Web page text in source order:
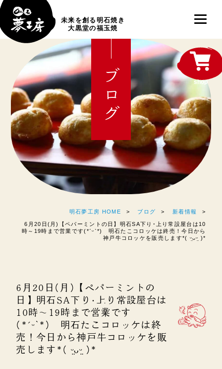
未来を創る明石焼き
大黒堂の福玉焼
ブログ
明石夢工房 HOME ブログ 新着情報
6月20日(月)【ペパーミントの日】明石SA下り･上り常設屋台は10
時～19時まで営業です(*ˊᵕˋ*) 明石たこコロッケは終売！今日から
神戸牛コロッケを販売します*( ᵕ̤ᴗᵕ̤ )*
6月20日(月)【ペパーミントの
日】明石SA下り･上り常設屋台は
10時～19時まで営業です
(*ˊᵕˋ*) 明石たこコロッケは終
売！今日から神戸牛コロッケを販
売します*( ᵕ̤ᴗᵕ̤ )*
shop